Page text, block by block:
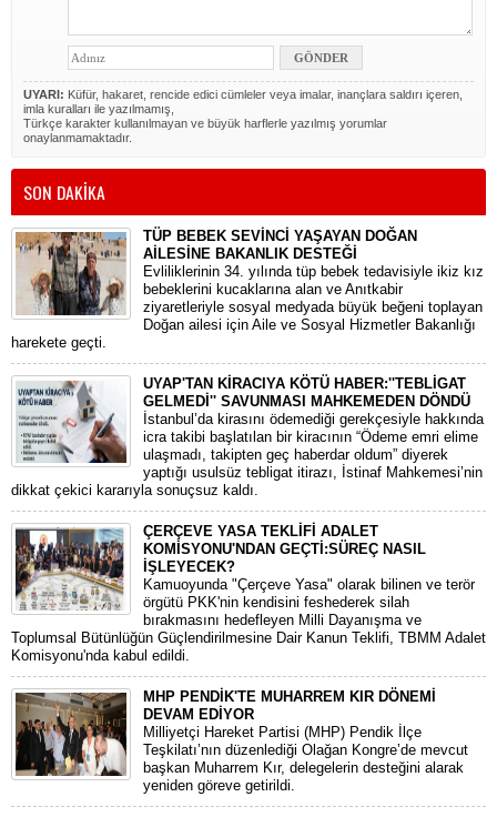
UYARI: Küfür, hakaret, rencide edici cümleler veya imalar, inançlara saldırı içeren,
imla kuralları ile yazılmamış,
Türkçe karakter kullanılmayan ve büyük harflerle yazılmış yorumlar
onaylanmamaktadır.
SON DAKİKA
TÜP BEBEK SEVİNCİ YAŞAYAN DOĞAN
AİLESİNE BAKANLIK DESTEĞİ
​Evliliklerinin 34. yılında tüp bebek tedavisiyle ikiz kız
bebeklerini kucaklarına alan ve Anıtkabir
ziyaretleriyle sosyal medyada büyük beğeni toplayan
Doğan ailesi için Aile ve Sosyal Hizmetler Bakanlığı
harekete geçti.
UYAP'TAN KİRACIYA KÖTÜ HABER:''TEBLİGAT
GELMEDİ'' SAVUNMASI MAHKEMEDEN DÖNDÜ
​İstanbul’da kirasını ödemediği gerekçesiyle hakkında
icra takibi başlatılan bir kiracının “Ödeme emri elime
ulaşmadı, takipten geç haberdar oldum” diyerek
yaptığı usulsüz tebligat itirazı, İstinaf Mahkemesi’nin
dikkat çekici kararıyla sonuçsuz kaldı.
ÇERÇEVE YASA TEKLİFİ ADALET
KOMİSYONU'NDAN GEÇTİ:SÜREÇ NASIL
İŞLEYECEK?
​Kamuoyunda "Çerçeve Yasa" olarak bilinen ve terör
örgütü PKK'nin kendisini feshederek silah
bırakmasını hedefleyen Milli Dayanışma ve
Toplumsal Bütünlüğün Güçlendirilmesine Dair Kanun Teklifi, TBMM Adalet
Komisyonu'nda kabul edildi.
MHP PENDİK'TE MUHARREM KIR DÖNEMİ
DEVAM EDİYOR
​Milliyetçi Hareket Partisi (MHP) Pendik İlçe
Teşkilatı’nın düzenlediği Olağan Kongre’de mevcut
başkan Muharrem Kır, delegelerin desteğini alarak
yeniden göreve getirildi.